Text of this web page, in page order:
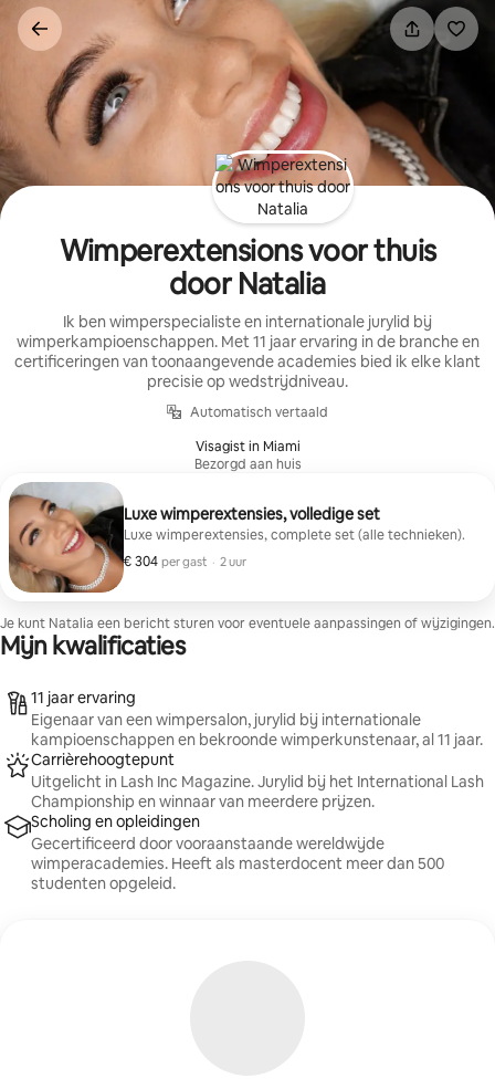
direct
naar
Wimperextensions voor thuis
door Natalia
Ik ben wimperspecialiste en internationale jurylid bij
wimperkampioenschappen. Met 11 jaar ervaring in de branche en
certificeringen van toonaangevende academies bied ik elke klant
precisie op wedstrijdniveau.
Automatisch vertaald
Visagist in Miami
Bezorgd aan huis
Luxe wimperextensies, volledige set
Luxe wimperextensies, complete set (alle technieken).
€ 304 per gast
€ 304 per gast
, · 2 uur
Je kunt Natalia een bericht sturen voor eventuele aanpassingen of wijzigingen.
Mijn kwalificaties
11 jaar ervaring
Eigenaar van een wimpersalon, jurylid bij internationale
kampioenschappen en bekroonde wimperkunstenaar, al 11 jaar.
Carrièrehoogtepunt
Uitgelicht in Lash Inc Magazine. Jurylid bij het International Lash
Championship en winnaar van meerdere prijzen.
Scholing en opleidingen
Gecertificeerd door vooraanstaande wereldwijde
wimperacademies. Heeft als masterdocent meer dan 500
studenten opgeleid.